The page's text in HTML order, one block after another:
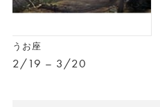
うお座
2/19 – 3/20